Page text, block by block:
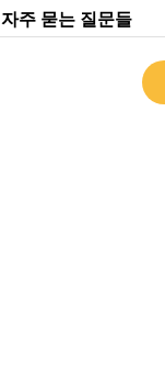
자주 묻는 질문들